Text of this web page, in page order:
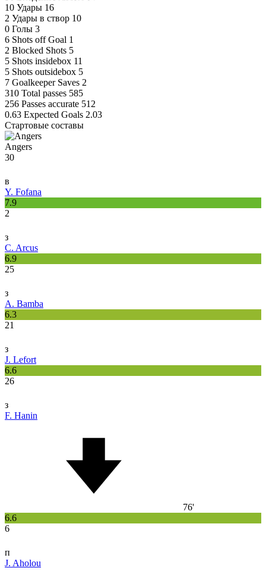
10 Удары 16
2 Удары в створ 10
0 Голы 3
6 Shots off Goal 1
2 Blocked Shots 5
5 Shots insidebox 11
5 Shots outsidebox 5
7 Goalkeeper Saves 2
310 Total passes 585
256 Passes accurate 512
0.63 Expected Goals 2.03
Стартовые составы
Angers
30
в
Y. Fofana
7.9
2
з
C. Arcus
6.9
25
з
A. Bamba
6.3
21
з
J. Lefort
6.6
26
з
F. Hanin
76'
6.6
6
п
J. Aholou